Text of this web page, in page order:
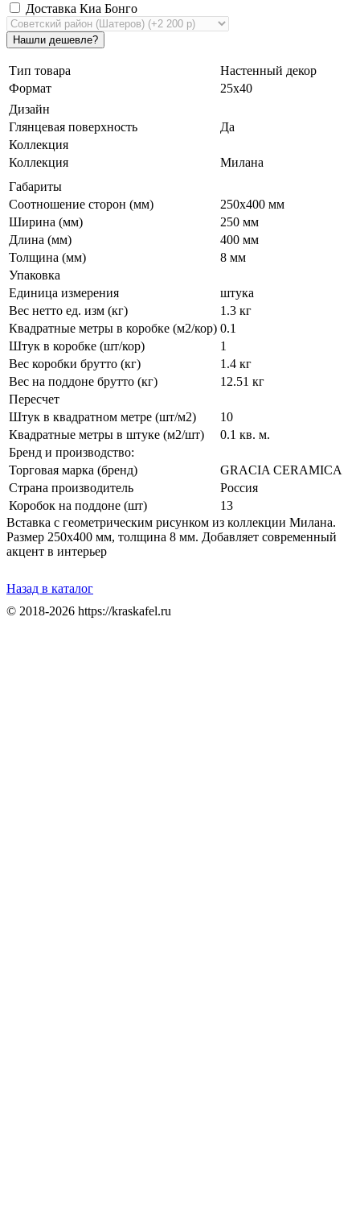
Доставка Киа Бонго
Тип товара
Настенный декор
Формат
25х40
Дизайн
Глянцевая поверхность
Да
Коллекция
Коллекция
Милана
Габариты
Соотношение сторон (мм)
250x400 мм
Ширина (мм)
250 мм
Длина (мм)
400 мм
Толщина (мм)
8 мм
Упаковка
Единица измерения
штука
Вес нетто ед. изм (кг)
1.3 кг
Квадратные метры в коробке (м2/кор) 0.1
Штук в коробке (шт/кор)
1
Вес коробки брутто (кг)
1.4 кг
Вес на поддоне брутто (кг)
12.51 кг
Пересчет
Штук в квадратном метре (шт/м2)
10
Квадратные метры в штуке (м2/шт)
0.1 кв. м.
Бренд и производство:
Торговая марка (бренд)
GRACIA CERAMICA
Страна производитель
Россия
Коробок на поддоне (шт)
13
Вставка с геометрическим рисунком из коллекции Милана.
Размер 250х400 мм, толщина 8 мм. Добавляет современный
акцент в интерьер
Назад в каталог
© 2018-2026 https://kraskafel.ru